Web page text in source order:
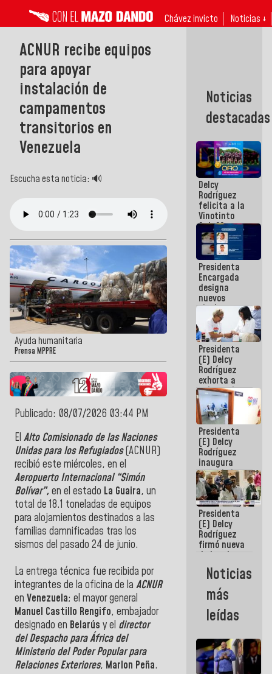
Chávez invicto Noticias ↓
ACNUR recibe equipos
para apoyar
instalación de
campamentos
transitorios en
Venezuela
Escucha esta noticia: 🔊
Ayuda humanitaria
Prensa MPPRE
Publicado: 08/07/2026 03:44 PM
El Alto Comisionado de las Naciones
Unidas para los Refugiados(ACNUR)
recibió este miércoles, en el
Aeropuerto Internacional “Simón
Bolívar”, en el estado La Guaira, un
total de 18.1 toneladas de equipos
para alojamientos destinados a las
familias damnificadas tras los
sismos del pasado 24 de junio.
La entrega técnica fue recibida por
integrantes de la oficina de la ACNUR
en Venezuela; el mayor general
Manuel Castillo Rengifo, embajador
designado en Belarús y el director
del Despacho para África del
Ministerio del Poder Popular para
Relaciones Exteriores, Marlon Peña.
Noticias
destacadas
Delcy
Rodríguez
felicita a la
Vinotinto
Sub 20
campeona
frente
México Sub
23 en los
Centroamericanos
Presidenta
Encargada
designa
nuevos
titulares en
Viceministerio
de Energía
Eléctrica y
CORPOELEC
Presidenta
(E) Delcy
Rodríguez
exhorta a
gobernadores
y alcaldes a
edificar
casas para
abuelos
Presidenta
(E) Delcy
Rodríguez
inaugura
casa de los
Abuelos
Primavera
en Caracas
Presidenta
(E) Delcy
Rodríguez
firmó nueva
de Ley de
Arrendamiento
aprobada
por la AN
Noticias
más
leídas